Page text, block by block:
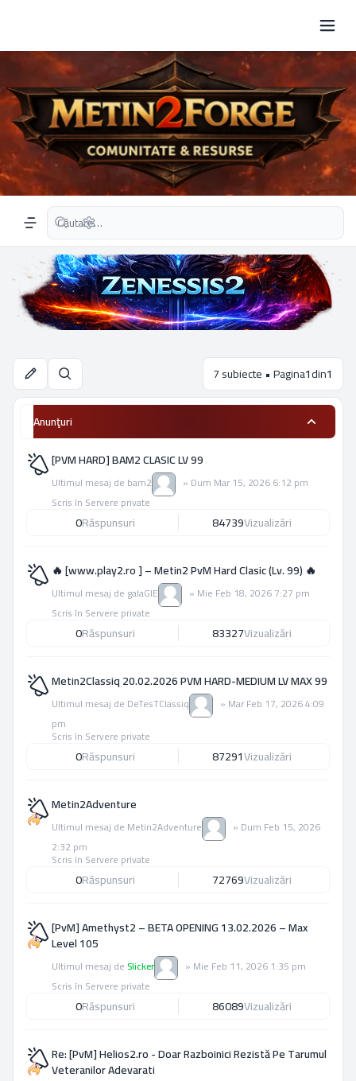
Navigation menu
Căutare avansată
Căutare 7 subiecte • Pagina1din1
Anunţuri
[PVM HARD] BAM2 CLASIC LV 99
Ultimul mesaj de bam2 » Dum Mar 15, 2026 6:12 pm
Scris în Servere private
0Răspunsuri 84739Vizualizări
🔥 [www.play2.ro ] – Metin2 PvM Hard Clasic (Lv. 99) 🔥
Ultimul mesaj de galaGIE » Mie Feb 18, 2026 7:27 pm
Scris în Servere private
0Răspunsuri 83327Vizualizări
Metin2Classiq 20.02.2026 PVM HARD-MEDIUM LV MAX 99
Ultimul mesaj de DeTesTClassiq » Mar Feb 17, 2026 4:09
pm
Scris în Servere private
0Răspunsuri 87291Vizualizări
Metin2Adventure
Ultimul mesaj de Metin2Adventure » Dum Feb 15, 2026
2:32 pm
Scris în Servere private
0Răspunsuri 72769Vizualizări
[PvM] Amethyst2 – BETA OPENING 13.02.2026 – Max
Level 105
Ultimul mesaj deSlicker » Mie Feb 11, 2026 1:35 pm
Scris în Servere private
0Răspunsuri 86089Vizualizări
Re: [PvM] Helios2.ro - Doar Razboinici Rezistă Pe Tarumul
Veteranilor Adevarati